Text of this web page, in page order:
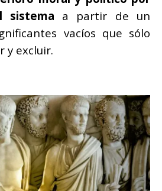
sistema a partir de un
vacíos que sólo
y excluir.